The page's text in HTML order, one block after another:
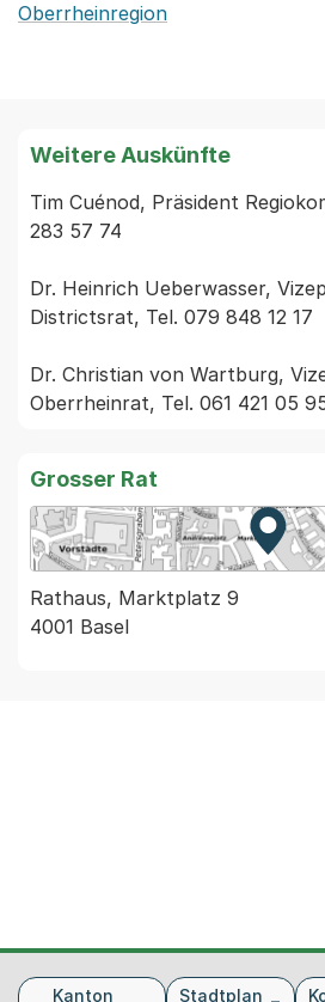
Oberrheinregion
Weitere Auskünfte
Tim Cuénod, Präsident
283 57 74
Dr. Heinrich Ueberwasser,
Districtsrat, Tel. 079 848 12 17
Dr. Christian von Wartburg,
Grosser Rat
Zur
Rathaus, Marktplatz 9
4001 Basel
FusszeileKanton
Stadtplan